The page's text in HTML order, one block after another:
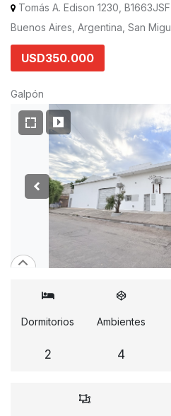
Tomás A. Edison 1230,
Buenos Aires, Argentina, San
USD350.000
Galpón
Dormitorios
2
Ambientes
4